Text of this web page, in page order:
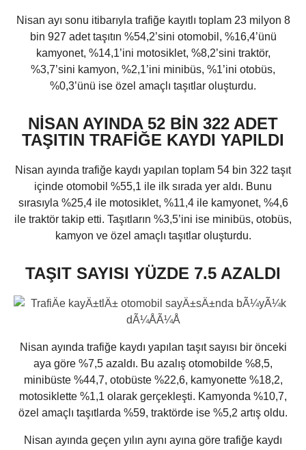
Nisan ayı sonu itibarıyla trafiğe kayıtlı toplam 23 milyon 8
bin 927 adet taşıtın %54,2’sini otomobil, %16,4’ünü
kamyonet, %14,1’ini motosiklet, %8,2’sini traktör,
%3,7’sini kamyon, %2,1’ini minibüs, %1’ini otobüs,
%0,3’ünü ise özel amaçlı taşıtlar oluşturdu.
NİSAN AYINDA 52 BİN 322 ADET
TAŞITIN TRAFİĞE KAYDI YAPILDI
Nisan ayında trafiğe kaydı yapılan toplam 54 bin 322 taşıt
içinde otomobil %55,1 ile ilk sırada yer aldı. Bunu
sırasıyla %25,4 ile motosiklet, %11,4 ile kamyonet, %4,6
ile traktör takip etti. Taşıtların %3,5’ini ise minibüs, otobüs,
kamyon ve özel amaçlı taşıtlar oluşturdu.
TAŞIT SAYISI YÜZDE 7.5 AZALDI
Nisan ayında trafiğe kaydı yapılan taşıt sayısı bir önceki
aya göre %7,5 azaldı. Bu azalış otomobilde %8,5,
minibüste %44,7, otobüste %22,6, kamyonette %18,2,
motosiklette %1,1 olarak gerçekleşti. Kamyonda %10,7,
özel amaçlı taşıtlarda %59, traktörde ise %5,2 artış oldu.
Nisan ayında geçen yılın aynı ayına göre trafiğe kaydı